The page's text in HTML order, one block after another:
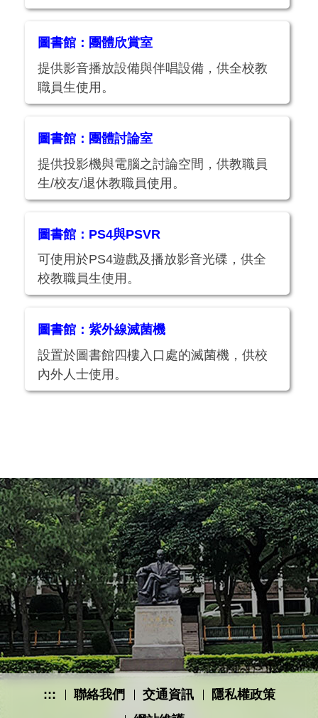
圖書館：團體欣賞室
提供影音播放設備與伴唱設備，供全校教
職員生使用。
圖書館：團體討論室
提供投影機與電腦之討論空間，供教職員
生/校友/退休教職員使用。
圖書館：PS4與PSVR
可使用於PS4遊戲及播放影音光碟，供全
校教職員生使用。
圖書館：紫外線滅菌機
設置於圖書館四樓入口處的滅菌機，供校
內外人士使用。
::: 聯絡我們 交通資訊
隱私權政策